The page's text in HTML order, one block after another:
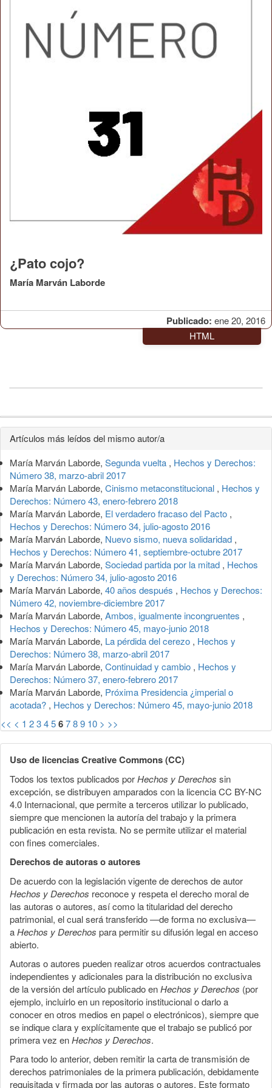
Publicado: ene 20, 2016
¿Pato cojo?
María Marván Laborde
HTML
Detalles
del
artículo
Artículos más leídos del mismo autor/a
María Marván Laborde, Segunda vuelta , Hechos y Derechos:
Número 38, marzo-abril 2017
María Marván Laborde, Cinismo metaconstitucional , Hechos y
Derechos: Número 43, enero-febrero 2018
María Marván Laborde, El verdadero fracaso del Pacto ,
Hechos y Derechos: Número 34, julio-agosto 2016
María Marván Laborde, Nuevo sismo, nueva solidaridad ,
Hechos y Derechos: Número 41, septiembre-octubre 2017
María Marván Laborde, Sociedad partida por la mitad , Hechos
y Derechos: Número 34, julio-agosto 2016
María Marván Laborde, 40 años después , Hechos y Derechos:
Número 42, noviembre-diciembre 2017
María Marván Laborde, Ambos, igualmente incongruentes ,
Hechos y Derechos: Número 45, mayo-junio 2018
María Marván Laborde, La pérdida del cerezo , Hechos y
Derechos: Número 38, marzo-abril 2017
María Marván Laborde, Continuidad y cambio , Hechos y
Derechos: Número 37, enero-febrero 2017
María Marván Laborde, Próxima Presidencia ¿imperial o
acotada? , Hechos y Derechos: Número 45, mayo-junio 2018
<< < 1 23456789 10 > >>
Uso de licencias Creative Commons (CC)
Todos los textos publicados porHechos y Derechos sin
excepción, se distribuyen amparados con la licencia CC BY-NC
4.0 Internacional, que permite a terceros utilizar lo publicado,
siempre que mencionen la autoría del trabajo y la primera
publicación en esta revista. No se permite utilizar el material
con fines comerciales.
Derechos de autoras o autores
De acuerdo con la legislación vigente de derechos de autor
Hechos y Derechos reconoce y respeta el derecho moral de
las autoras o autores, así como la titularidad del derecho
patrimonial, el cual será transferido —de forma no exclusiva—
aHechos y Derechos para permitir su difusión legal en acceso
abierto.
Autoras o autores pueden realizar otros acuerdos contractuales
independientes y adicionales para la distribución no exclusiva
de la versión del artículo publicado enHechos y Derechos (por
ejemplo, incluirlo en un repositorio institucional o darlo a
conocer en otros medios en papel o electrónicos), siempre que
se indique clara y explícitamente que el trabajo se publicó por
primera vez enHechos y Derechos.
Para todo lo anterior, deben remitir la carta de transmisión de
derechos patrimoniales de la primera publicación, debidamente
requisitada y firmada por las autoras o autores. Este formato